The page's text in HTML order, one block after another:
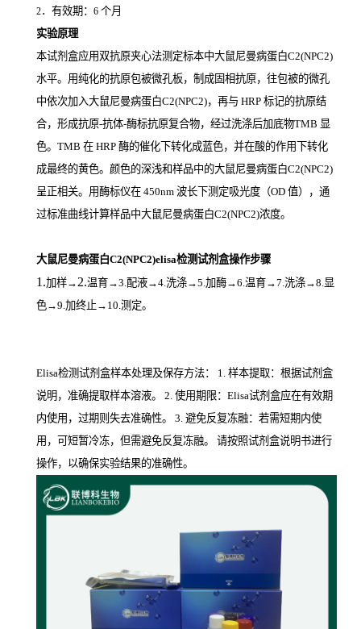
2．有效期： 6 个月
实验原理
本试剂盒应用双抗原夹心法测定标本中大鼠尼曼病蛋白C2(NPC2)
水平。用纯化的抗原包被微孔板，制成固相抗原，往包被的微孔
中依次加入大鼠尼曼病蛋白C2(NPC2)，再与 HRP 标记的抗原结
合，形成抗原-抗体-酶标抗原复合物，经过洗涤后加底物TMB 显
色。 TMB 在 HRP 酶的催化下转化成蓝色，并在酸的作用下转化
成最终的黄色。颜色的深浅和样品中的大鼠尼曼病蛋白C2(NPC2)
呈正相关。用酶标仪在 450nm 波长下测定吸光度（OD 值），通
过标准曲线计算样品中大鼠尼曼病蛋白C2(NPC2)浓度。
大鼠尼曼病蛋白C2(NPC2)elisa检测试剂盒操作步骤
1.加样→ 2.温育→3.配液→4.洗涤→5.加酶→6.温育→7.洗涤→8.显
色→9.加终止→10.测定。
Elisa检测试剂盒样本处理及保存方法： 1. 样本提取：根据试剂盒
说明，准确提取样本溶液。 2. 使用期限：Elisa试剂盒应在有效期
内使用，过期则失去准确性。 3. 避免反复冻融：若需短期内使
用，可短暂冷冻，但需避免反复冻融。 请按照试剂盒说明书进行
操作，以确保实验结果的准确性。